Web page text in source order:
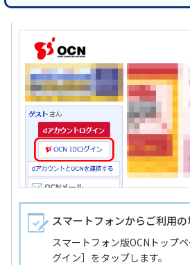
スマートフォンからご利用の
スマートフォン版OCNトップ
グイン］をタップします。